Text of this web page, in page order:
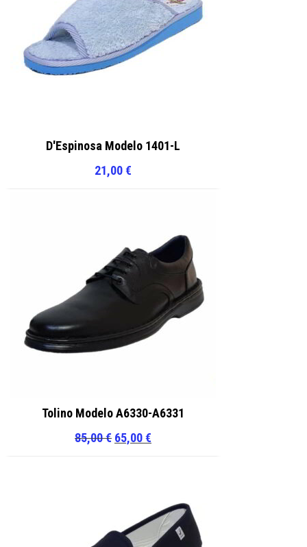
D'Espinosa Modelo 1401-L
21,00€
Tolino Modelo A6330-A6331
85,00€ El
85,00 €.
65,00€
65,00 €.